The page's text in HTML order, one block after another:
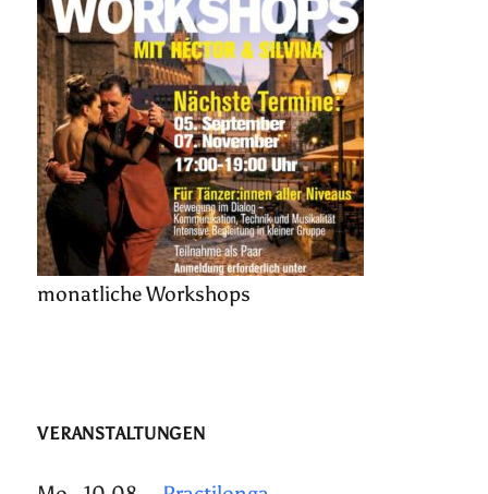
monatliche Workshops
VERANSTALTUNGEN